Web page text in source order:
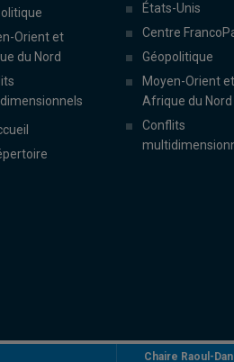
Orient et
du Nord
États-Unis
Centre
Géopolitique
Moyen-Orient et
Afrique du Nord
Conflits
Chaire Raoul-